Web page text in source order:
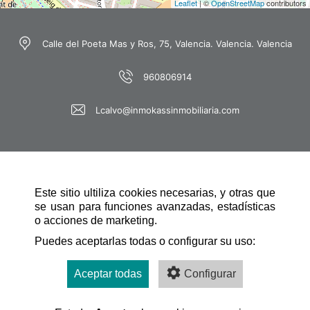
Este sitio ultiliza cookies necesarias, y otras que
se usan para funciones avanzadas, estadísticas
o acciones de marketing.
Puedes aceptarlas todas o configurar su uso:
Aceptar todas Configurar
Leaflet| ©OpenStreetMapcontributors
Calle del Poeta Mas y Ros, 75, Valencia. Valencia. Valencia
960806914
Lcalvo@inmokassinmobiliaria.com
NAVEGACIÓN RÁPIDA